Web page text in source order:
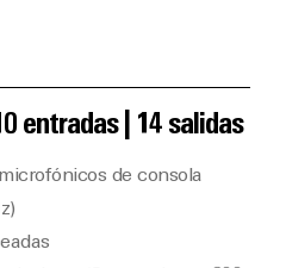
entradas | 14 salidas
de consola